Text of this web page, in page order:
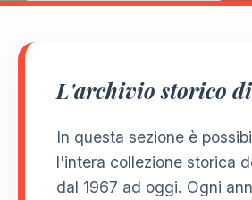
L'archivio storico
In questa sezione è
l'intera collezione storica
dal 1967 ad oggi. Ogni